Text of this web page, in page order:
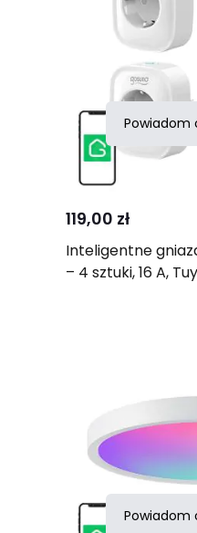
Powiadom
119,00 zł
Inteligentne
– 4 sztuki, 16 A,
Powiadom